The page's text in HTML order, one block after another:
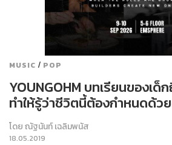
MUSIC / POP
YOUNGOHM บทเรียนของเด็
ทำให้รู้ว่าชีวิตนี้ต้องกำหนดด้ว
โดยณัฐนันท์ เฉลิมพนัส
18.05.2019